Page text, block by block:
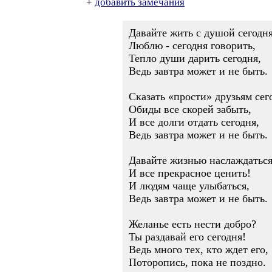
Давайте жить с душой
Люблю - сегодня говорить,
Тепло души дарить сегодня,
Ведь завтра может и не быть.
Сказать «прости» друзьям
Обиды все скорей забыть,
И все долги отдать сегодня,
Ведь завтра может и не быть.
Давайте жизнью
И все прекрасное ценить!
И людям чаще улыбаться,
Ведь завтра может и не быть.
Желанье есть нести добро?
Ты раздавай его сегодня!
Ведь много тех, кто ждет его,
Поторопись, пока не поздно.